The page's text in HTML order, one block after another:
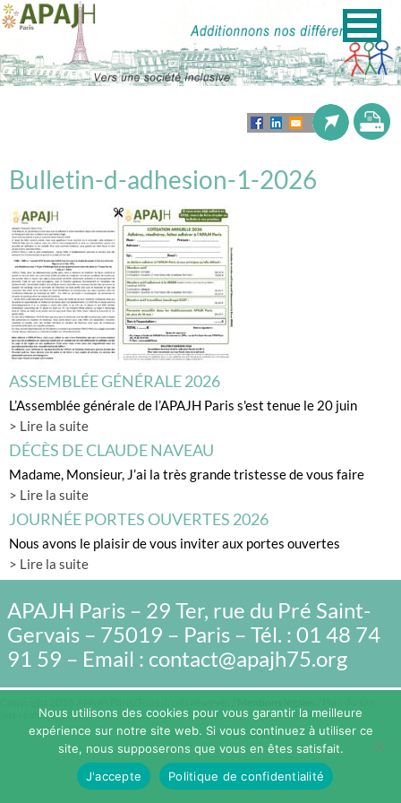
Bulletin-d-adhesion-1-2026
ASSEMBLÉE GÉNÉRALE 2026
L’Assemblée générale de l’APAJH Paris s'est tenue le 20 juin
> Lire la suite
DÉCÈS DE CLAUDE NAVEAU
Madame, Monsieur, J’ai la très grande tristesse de vous faire
> Lire la suite
JOURNÉE PORTES OUVERTES 2026
Nous avons le plaisir de vous inviter aux portes ouvertes
> Lire la suite
APAJH Paris – 29 Ter, rue du Pré Saint-
Gervais – 75019 – Paris – Tél. : 01 48 74
91 59 – Email : contact@apajh75.org
Site réalisé avec le soutien de : CREDIT COOPERATIF - COMPAREST - MAIF
Création de sites web -Le CerKle
Nous utilisons des cookies pour vous garantir la meilleure
expérience sur notre site web. Si vous continuez à utiliser ce
site, nous supposerons que vous en êtes satisfait.
J'accepte
Politique de confidentialité